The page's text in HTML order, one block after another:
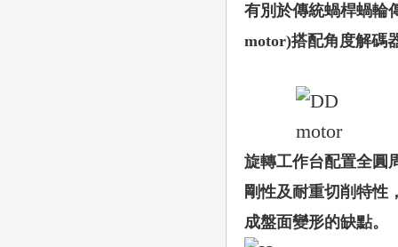
有別於傳統蝸桿蝸輪
motor)搭配角度解碼
旋轉工作台配置全圓
剛性及耐重切削特性
成盤面變形的缺點。